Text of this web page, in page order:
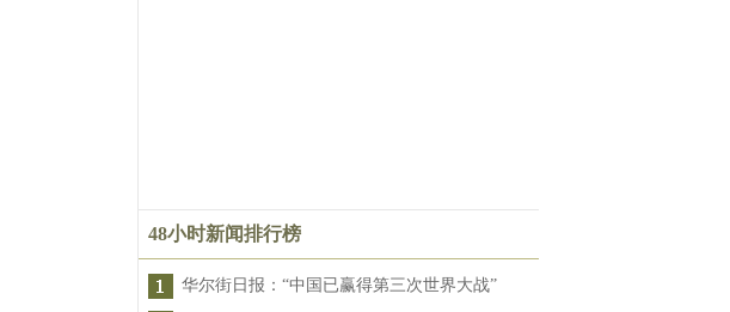
48小时新闻排行榜
华尔街日报：“中国已赢得第三次世界大战”